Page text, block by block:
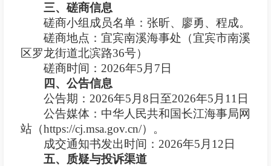
三、 磋商信息
磋商小组成员名单：张昕、廖勇、程成。
磋商地点：宜宾南溪海事处（宜宾市南溪
区罗龙街道北滨路36号）
磋商时间： 2026年5 月 7 日
四、公告信息
公告期： 2026年5 月 8 日至2026年5 月 11 日
公告媒体：中华人民共和国长江海事局网
站（https://cj.msa.gov.cn/）。
成交通知书发出时间： 2026年5 月 1 2 日
五、质疑与投诉渠道